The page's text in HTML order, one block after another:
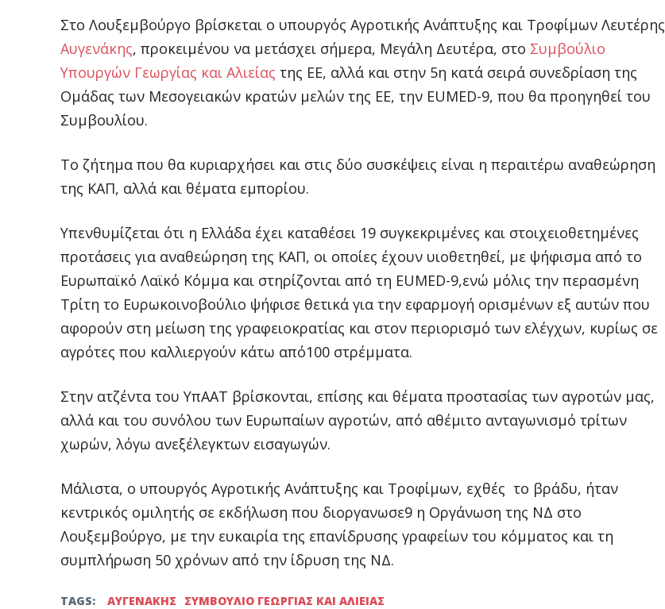
Στο Λουξεμβούργο βρίσκεται ο υπουργός Αγροτικής Ανάπτυξης και Τροφίμων Λευτέρης
Αυγενάκης, προκειμένου να μετάσχει σήμερα, Μεγάλη Δευτέρα, στο Συμβούλιο
Υπουργών Γεωργίας και Αλιείας της ΕΕ, αλλά και στην 5η κατά σειρά συνεδρίαση της
Ομάδας των Μεσογειακών κρατών μελών της ΕΕ, την EUMED-9, που θα προηγηθεί του
Συμβουλίου.
Το ζήτημα που θα κυριαρχήσει και στις δύο συσκέψεις είναι η περαιτέρω αναθεώρηση
της ΚΑΠ, αλλά και θέματα εμπορίου.
Υπενθυμίζεται ότι η Ελλάδα έχει καταθέσει 19 συγκεκριμένες και στοιχειοθετημένες
προτάσεις για αναθεώρηση της ΚΑΠ, οι οποίες έχουν υιοθετηθεί, με ψήφισμα από το
Ευρωπαϊκό Λαϊκό Κόμμα και στηρίζονται από τη EUMED-9,ενώ μόλις την περασμένη
Τρίτη το Ευρωκοινοβούλιο ψήφισε θετικά για την εφαρμογή ορισμένων εξ αυτών που
αφορούν στη μείωση της γραφειοκρατίας και στον περιορισμό των ελέγχων, κυρίως σε
αγρότες που καλλιεργούν κάτω από100 στρέμματα.
Στην ατζέντα του ΥπΑΑΤ βρίσκονται, επίσης και θέματα προστασίας των αγροτών μας,
αλλά και του συνόλου των Ευρωπαίων αγροτών, από αθέμιτο ανταγωνισμό τρίτων
χωρών, λόγω ανεξέλεγκτων εισαγωγών.
Μάλιστα, ο υπουργός Αγροτικής Ανάπτυξης και Τροφίμων, εχθές το βράδυ, ήταν
κεντρικός ομιλητής σε εκδήλωση που διοργανωσε9 η Οργάνωση της ΝΔ στο
Λουξεμβούργο, με την ευκαιρία της επανίδρυσης γραφείων του κόμματος και τη
συμπλήρωση 50 χρόνων από την ίδρυση της ΝΔ.
TAGS: ΑΥΓΕΝΑΚΗΣ ΣΥΜΒΟΥΛΙΟ ΓΕΩΡΓΙΑΣ ΚΑΙ ΑΛΙΕΙΑΣ